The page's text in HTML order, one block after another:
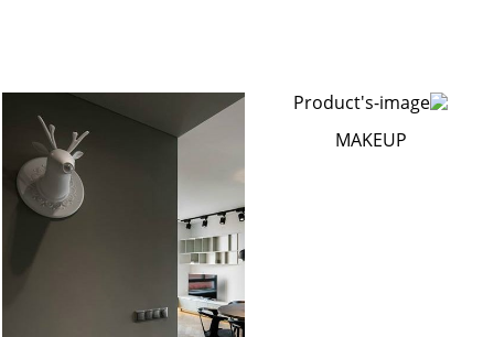
MAKEUP